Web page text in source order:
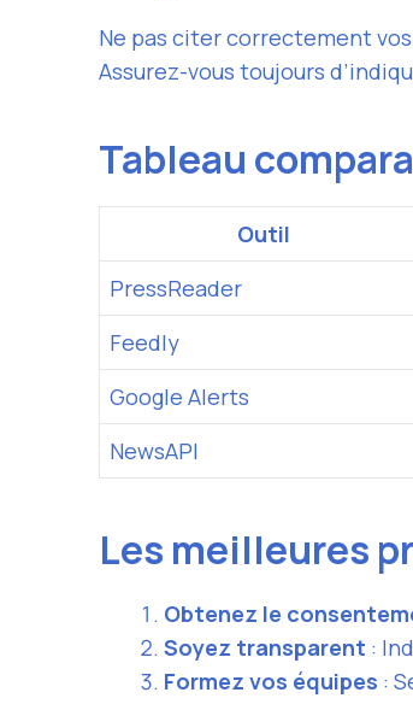
Ne pas citer correctement
Assurez-vous toujours
Tableau
Outil
PressReader
Feedly
Google Alerts
NewsAPI
Les meilleures
Obtenez le
Soyez transparent :
Formez vos équipes :